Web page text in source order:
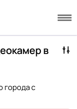
в
города с